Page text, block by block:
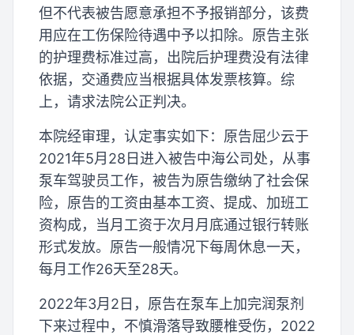
但不代表被告愿意承担不予报销部分，该费
用应在工伤保险待遇中予以扣除。原告主张
的护理费标准过高，出院后护理费没有法律
依据，交通费应当根据具体发票核算。综
上，请求法院公正判决。
本院经审理，认定事实如下：原告屈少云于
2021年5月28日进入被告中海公司处，从事
泵车驾驶员工作，被告为原告缴纳了社会保
险，原告的工资由基本工资、提成、加班工
资构成，当月工资于次月月底通过银行转账
形式发放。原告一般情况下每周休息一天，
每月工作26天至28天。
2022年3月2日，原告在泵车上加完润泵剂
下来过程中，不慎滑落导致腰椎受伤，2022